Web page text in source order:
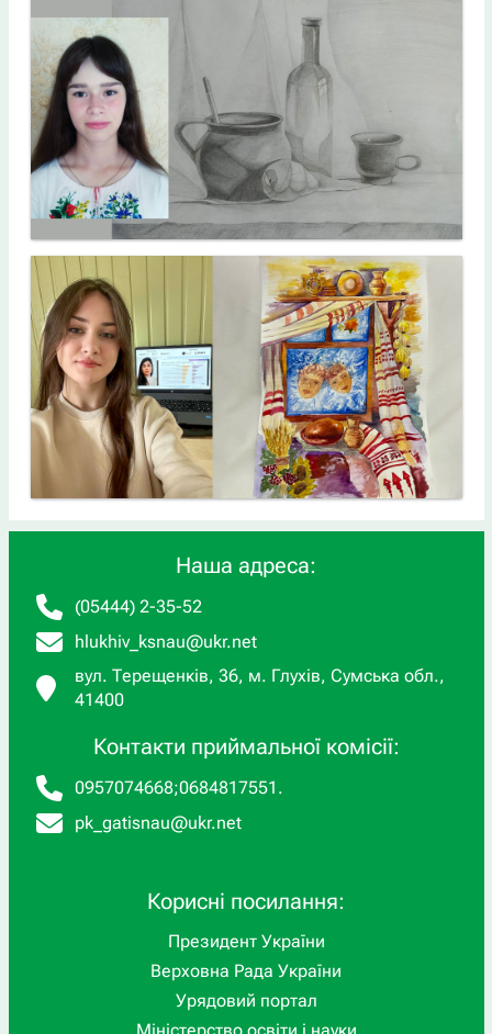
Наша адреса:
(05444) 2-35-52
hlukhiv_ksnau@ukr.net
вул. Терещенків, 36, м. Глухів, Сумська обл.,
41400
Контакти приймальної комісії:
0957074668;0684817551 .
pk_gatisnau@ukr.net
Корисні посилання:
Президент України
Верховна Рада України
Урядовий портал
Міністерство освіти і науки